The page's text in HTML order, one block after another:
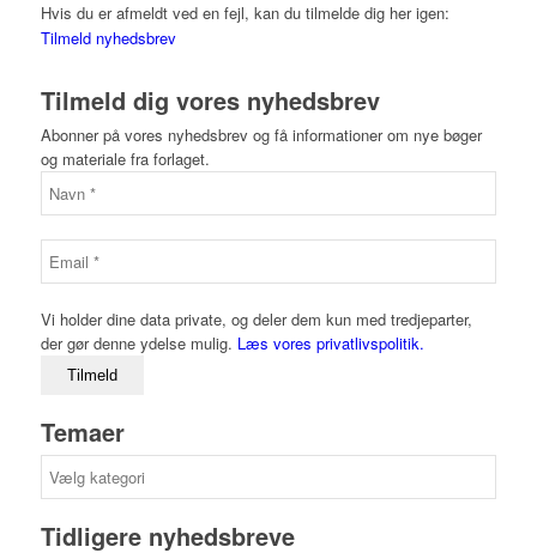
Hvis du er afmeldt ved en fejl, kan du tilmelde dig her igen:
Tilmeld nyhedsbrev
Tilmeld dig vores nyhedsbrev
Abonner på vores nyhedsbrev og få informationer om nye bøger
og materiale fra forlaget.
Vi holder dine data private, og deler dem kun med tredjeparter,
der gør denne ydelse mulig. Læs vores privatlivspolitik.
Temaer
Tidligere nyhedsbreve